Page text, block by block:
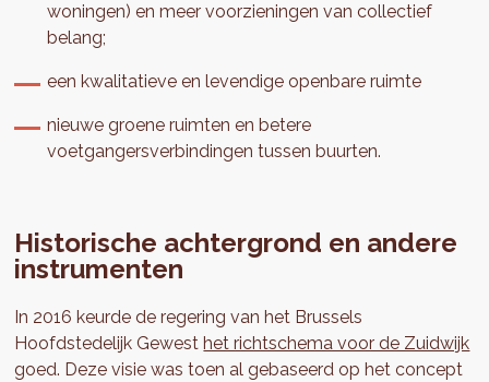
woningen) en meer voorzieningen van collectief
belang;
een kwalitatieve en levendige openbare ruimte
nieuwe groene ruimten en betere
voetgangersverbindingen tussen buurten.
Historische achtergrond en andere
instrumenten
In 2016 keurde de regering van het Brussels
Hoofdstedelijk Gewest het richtschema voor de Zuidwijk
goed. Deze visie was toen al gebaseerd op het concept